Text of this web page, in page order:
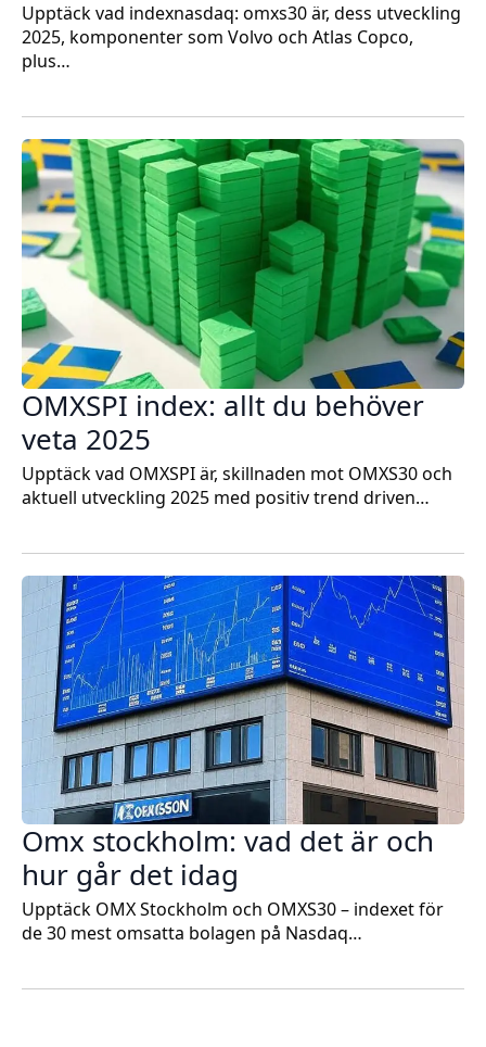
Upptäck vad indexnasdaq: omxs30 är, dess utveckling
2025, komponenter som Volvo och Atlas Copco,
plus…
OMXSPI index: allt du behöver
veta 2025
Upptäck vad OMXSPI är, skillnaden mot OMXS30 och
aktuell utveckling 2025 med positiv trend driven…
Omx stockholm: vad det är och
hur går det idag
Upptäck OMX Stockholm och OMXS30 – indexet för
de 30 mest omsatta bolagen på Nasdaq…